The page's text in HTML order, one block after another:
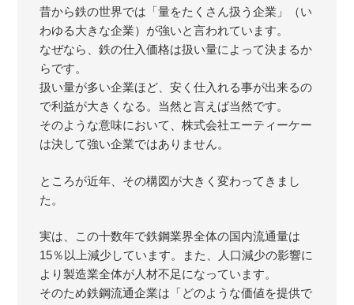
昔から鉄の世界では「量をたくさん扱う企業」（い
わゆる大きな企業）が強いと言われています。
なぜなら、鉄の仕入価格は扱い量によって決まるか
らです。
扱い量が多い企業ほど、安く仕入れる事が出来るの
で利益が大きくなる。当然と言えば当然です。
そのような意味において、株式会社エーティーケー
は決して強い企業ではありません。
ところが近年、その構図が大きく変わってきまし
た。
実は、この十数年で鉄鋼業界全体の国内流通量は
15％以上減少しています。
また、人口減少の影響に
より製造業全体が人材不足になっています。
そのため鉄鋼流通企業は「どのような価値を提供で